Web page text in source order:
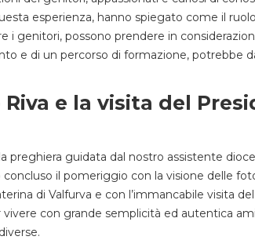
esperienza, hanno spiegato come il
i genitori, possono prendere in
e di un percorso di formazione, potrebbe
e la visita del
guidata dal nostro assistente
il pomeriggio con la visione delle
di Valfurva e con l’immancabile visita
vivere con grande semplicità ed autentica